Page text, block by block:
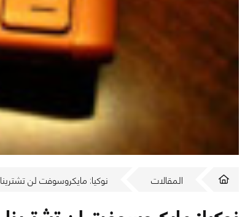
المقالات نوكيا: مايكروسوفت لن تشترينا